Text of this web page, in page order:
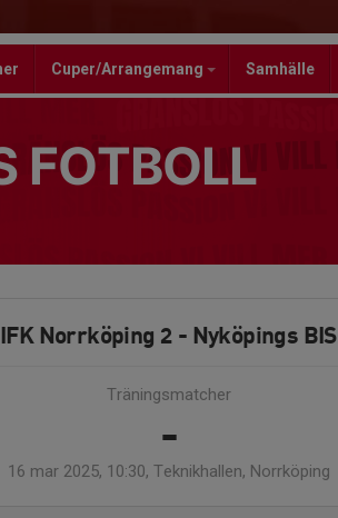
Cuper/Arrangemang Samhälle
FOTBOLL
IFK Norrköping 2 - Nyköpings BIS
Träningsmatcher
-
16 mar 2025, 10:30, Teknikhallen, Norrköping